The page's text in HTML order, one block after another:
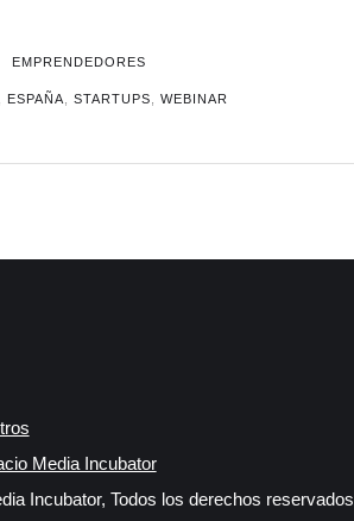
EMPRENDEDORES
ESPAÑA ,STARTUPS ,WEBINAR
Media Incubator
Incubator, Todos los derechos reservados